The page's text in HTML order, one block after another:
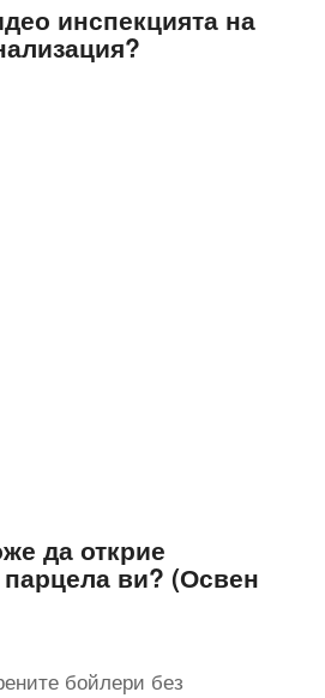
инспекцията на
да открие
ви? (Освен
бойлери без